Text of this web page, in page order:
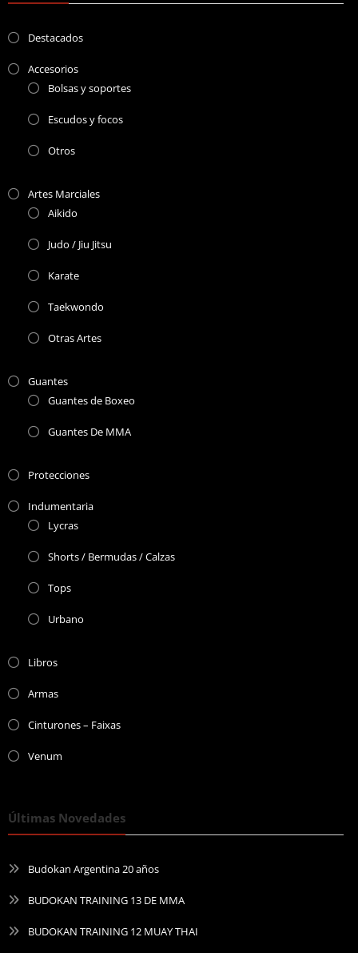
Destacados
Accesorios
Bolsas y soportes
Escudos y focos
Otros
Artes Marciales
Aikido
Judo / Jiu Jitsu
Karate
Taekwondo
Otras Artes
Guantes
Guantes de Boxeo
Guantes De MMA
Protecciones
Indumentaria
Lycras
Shorts / Bermudas / Calzas
Tops
Urbano
Libros
Armas
Cinturones – Faixas
Venum
Últimas Novedades
Budokan Argentina 20 años
BUDOKAN TRAINING 13 DE MMA
BUDOKAN TRAINING 12 MUAY THAI